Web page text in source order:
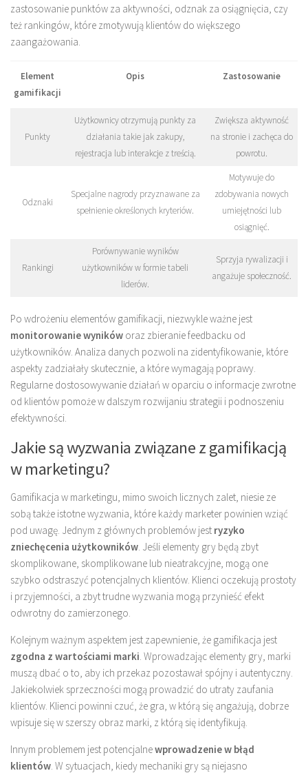
zastosowanie punktów za aktywności, odznak za osiągnięcia, czy
też rankingów, które zmotywują klientów do większego
zaangażowania.
Element
gamifikacji
Opis Zastosowanie
Punkty
Użytkownicy otrzymują punkty za
działania takie jak zakupy,
rejestracja lub interakcje z treścią.
Zwiększa aktywność
na stronie i zachęca do
powrotu.
Odznaki
Specjalne nagrody przyznawane za
spełnienie określonych kryteriów.
Motywuje do
zdobywania nowych
umiejętności lub
osiągnięć.
Rankingi
Porównywanie wyników
użytkowników w formie tabeli
liderów.
Sprzyja rywalizacji i
angażuje społeczność.
Po wdrożeniu elementów gamifikacji, niezwykle ważne jest
monitorowanie wyników oraz zbieranie feedbacku od
użytkowników. Analiza danych pozwoli na zidentyfikowanie, które
aspekty zadziałały skutecznie, a które wymagają poprawy.
Regularne dostosowywanie działań w oparciu o informacje zwrotne
od klientów pomoże w dalszym rozwijaniu strategii i podnoszeniu
efektywności.
Jakie są wyzwania związane z gamifikacją
w marketingu?
Gamifikacja w marketingu, mimo swoich licznych zalet, niesie ze
sobą także istotne wyzwania, które każdy marketer powinien wziąć
pod uwagę. Jednym z głównych problemów jest ryzyko
zniechęcenia użytkowników. Jeśli elementy gry będą zbyt
skomplikowane, skomplikowane lub nieatrakcyjne, mogą one
szybko odstraszyć potencjalnych klientów. Klienci oczekują prostoty
i przyjemności, a zbyt trudne wyzwania mogą przynieść efekt
odwrotny do zamierzonego.
Kolejnym ważnym aspektem jest zapewnienie, że gamifikacja jest
zgodna z wartościami marki. Wprowadzając elementy gry, marki
muszą dbać o to, aby ich przekaz pozostawał spójny i autentyczny.
Jakiekolwiek sprzeczności mogą prowadzić do utraty zaufania
klientów. Klienci powinni czuć, że gra, w którą się angażują, dobrze
wpisuje się w szerszy obraz marki, z którą się identyfikują.
Innym problemem jest potencjalnewprowadzenie w błąd
klientów. W sytuacjach, kiedy mechaniki gry są niejasno